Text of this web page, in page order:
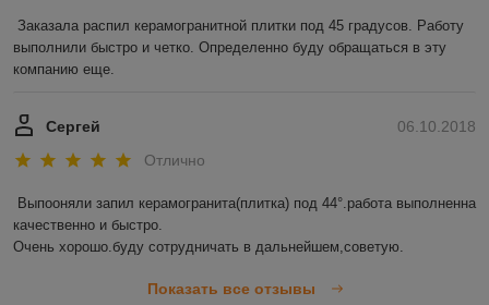
Заказала распил керамогранитной плитки под 45 градусов. Работу
выполнили быстро и четко. Определенно буду обращаться в эту
компанию еще.
06.10.2018
Сергей
Отлично
Выпооняли запил керамогранита(плитка) под 44°.работа выполненна
качественно и быстро.
Очень хорошо.буду сотрудничать в дальнейшем,советую.
Показать все отзывы